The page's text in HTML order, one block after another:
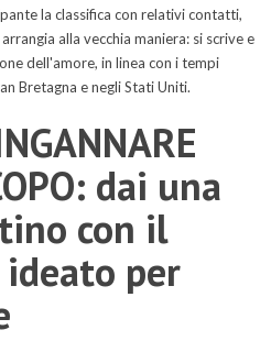
la classifica con relativi contatti,
alla vecchia maniera: si scrive e
dell'amore, in linea con i tempi
Bretagna e negli Stati Uniti.
dai una
con il
per